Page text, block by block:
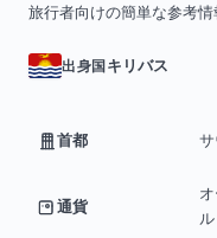
旅行者向けの簡単な参考情
出身国キリバス
首都
通貨